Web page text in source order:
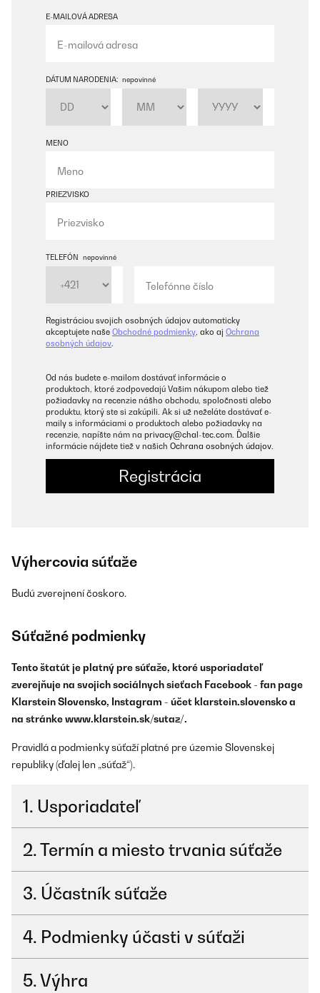
E-MAILOVÁ ADRESA
DÁTUM NARODENIA: nepovinné
MENO
PRIEZVISKO
TELEFÓN nepovinné
Registráciou svojich osobných údajov automaticky
akceptujete naše Obchodné podmienky, ako aj Ochrana
osobných údajov.
Od nás budete e-mailom dostávať informácie o
produktoch, ktoré zodpovedajú Vašim nákupom alebo tiež
požiadavky na recenzie nášho obchodu, spoločnosti alebo
produktu, ktorý ste si zakúpili. Ak si už neželáte dostávať e-
maily s informáciami o produktoch alebo požiadavky na
recenzie, napíšte nám na privacy@chal-tec.com. Ďalšie
informácie nájdete tiež v našich Ochrana osobných údajov.
Registrácia
Výhercovia súťaže
Budú zverejnení čoskoro.
Súťažné podmienky
Tento štatút je platný pre súťaže, ktoré usporiadateľ
zverejňuje na svojich sociálnych sieťach Facebook - fan page
Klarstein Slovensko, Instagram - účet klarstein.slovensko a
na stránke www.klarstein.sk/sutaz/.
Pravidlá a podmienky súťaží platné pre územie Slovenskej
republiky (ďalej len „súťaž“).
1. Usporiadateľ
2. Termín a miesto trvania súťaže
3. Účastník súťaže
4. Podmienky účasti v súťaži
5. Výhra